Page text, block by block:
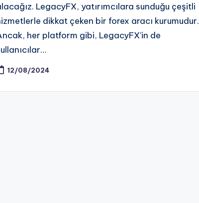
LegacyFX, yatırımcılara sunduğu çeşitli
dikkat çeken bir forex aracı kurumudur.
her platform gibi, LegacyFX’in de
12/08/2024